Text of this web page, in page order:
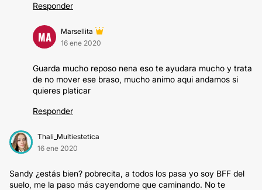
Responder
MA
Marsellita
16 ene 2020
Guarda mucho reposo nena eso te ayudara mucho y trata
de no mover ese braso, mucho animo aqui andamos si
quieres platicar
Responder
Thali_Multiestetica
16 ene 2020
Sandy ¿estás bien? pobrecita, a todos los pasa yo soy BFF del
suelo, me la paso más cayendome que caminando. No te